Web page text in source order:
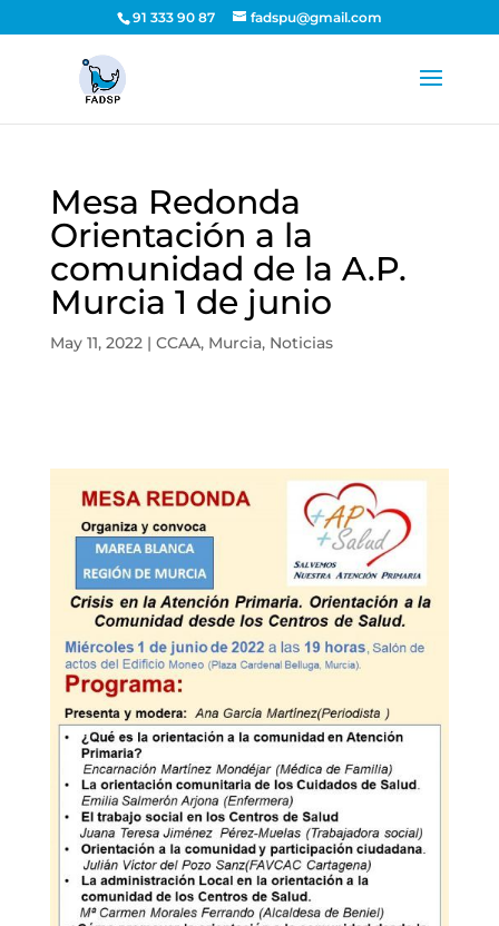
91 333 90 87 fadspu@gmail.com
Mesa Redonda
Orientación a la
comunidad de la A.P.
Murcia 1 de junio
May 11, 2022| CCAA, Murcia, Noticias